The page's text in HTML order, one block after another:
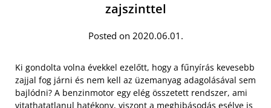
zajszinttel
Posted on 2020.06.01.
Ki gondolta volna évekkel ezelőtt, hogy a fűnyírás kevesebb
zajjal fog járni és nem kell az üzemanyag adagolásával sem
bajlódni? A benzinmotor egy elég összetett rendszer, ami
vitathatatlanul hatékony, viszont a meghibásodás esélye is